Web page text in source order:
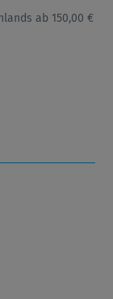
ab 150,00 €